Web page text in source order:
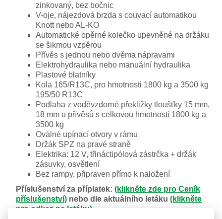
zinkovaný, bez bočnic
V-oje, nájezdová brzda s couvací automatikou
Knott nebo AL-KO
Automatické opěrné kolečko upevněné na držáku
se šikmou vzpěrou
Přívěs s jednou nebo dvěma nápravami
Elektrohydraulika nebo manuální hydraulika
Plastové blatníky
Kola 165/R13C, pro hmotnosti 1800 kg a 3500 kg
195/50 R13C
Podlaha z voděvzdorné překližky tloušťky 15 mm,
18 mm u přívěsů s celkovou hmotností 1800 kg a
3500 kg
Oválné upínací otvory v rámu
Držák SPZ na pravé straně
Elektrika: 12 V, třináctipólová zástrčka + držák
zásuvky, osvětlení
Bez rampy, připraven přímo k naložení
Příslušenství za příplatek:(klikněte zde pro Ceník
příslušenství) nebo dle aktuálního letáku(klikněte
pro odkaz na letáku)